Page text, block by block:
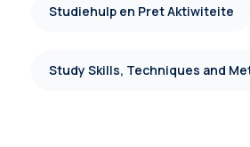
Studiehulp en Pret Aktiwiteite
Study Skills, Techniques and